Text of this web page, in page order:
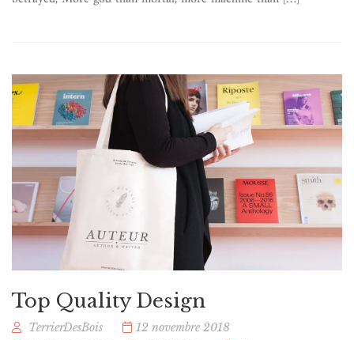
Top Quality Design
TerrierDesBois
12 novembre 2018